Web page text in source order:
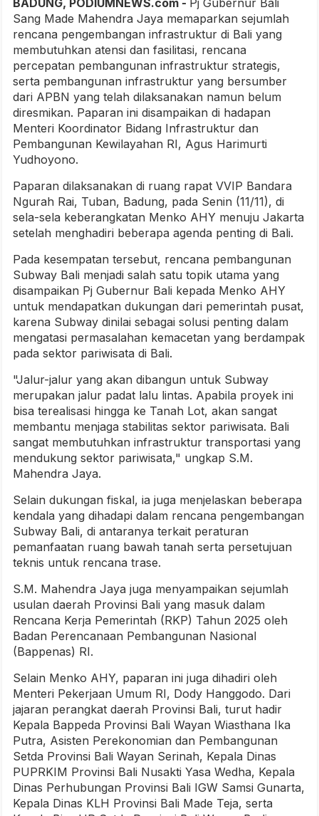
Sang Made Mahendra Jaya memaparkan sejumlah
rencana pengembangan infrastruktur di Bali yang
membutuhkan atensi dan fasilitasi, rencana
percepatan pembangunan infrastruktur strategis,
serta pembangunan infrastruktur yang bersumber
dari APBN yang telah dilaksanakan namun belum
diresmikan. Paparan ini disampaikan di hadapan
Menteri Koordinator Bidang Infrastruktur dan
Pembangunan Kewilayahan RI, Agus Harimurti
Yudhoyono.
Paparan dilaksanakan di ruang rapat VVIP Bandara
Ngurah Rai, Tuban, Badung, pada Senin (11/11), di
sela-sela keberangkatan Menko AHY menuju Jakarta
setelah menghadiri beberapa agenda penting di Bali.
Pada kesempatan tersebut, rencana pembangunan
Subway Bali menjadi salah satu topik utama yang
disampaikan Pj Gubernur Bali kepada Menko AHY
untuk mendapatkan dukungan dari pemerintah pusat,
karena Subway dinilai sebagai solusi penting dalam
mengatasi permasalahan kemacetan yang berdampak
pada sektor pariwisata di Bali.
"Jalur-jalur yang akan dibangun untuk Subway
merupakan jalur padat lalu lintas. Apabila proyek ini
bisa terealisasi hingga ke Tanah Lot, akan sangat
membantu menjaga stabilitas sektor pariwisata. Bali
sangat membutuhkan infrastruktur transportasi yang
mendukung sektor pariwisata," ungkap S.M.
Mahendra Jaya.
Selain dukungan fiskal, ia juga menjelaskan beberapa
kendala yang dihadapi dalam rencana pengembangan
Subway Bali, di antaranya terkait peraturan
pemanfaatan ruang bawah tanah serta persetujuan
teknis untuk rencana trase.
S.M. Mahendra Jaya juga menyampaikan sejumlah
usulan daerah Provinsi Bali yang masuk dalam
Rencana Kerja Pemerintah (RKP) Tahun 2025 oleh
Badan Perencanaan Pembangunan Nasional
(Bappenas) RI.
Selain Menko AHY, paparan ini juga dihadiri oleh
Menteri Pekerjaan Umum RI, Dody Hanggodo. Dari
jajaran perangkat daerah Provinsi Bali, turut hadir
Kepala Bappeda Provinsi Bali Wayan Wiasthana Ika
Putra, Asisten Perekonomian dan Pembangunan
Setda Provinsi Bali Wayan Serinah, Kepala Dinas
PUPRKIM Provinsi Bali Nusakti Yasa Wedha, Kepala
Dinas Perhubungan Provinsi Bali IGW Samsi Gunarta,
Kepala Dinas KLH Provinsi Bali Made Teja, serta